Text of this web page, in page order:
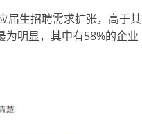
届生招聘需求扩张，高于其
明显，其中有58%的企业